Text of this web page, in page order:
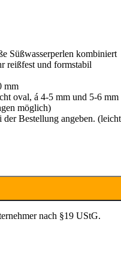
Süßwasserperlen kombiniert
reißfest und formstabil
mm
oval, á 4-5 mm und 5-6 mm
möglich)
Bestellung angeben.
nach §19 UStG.